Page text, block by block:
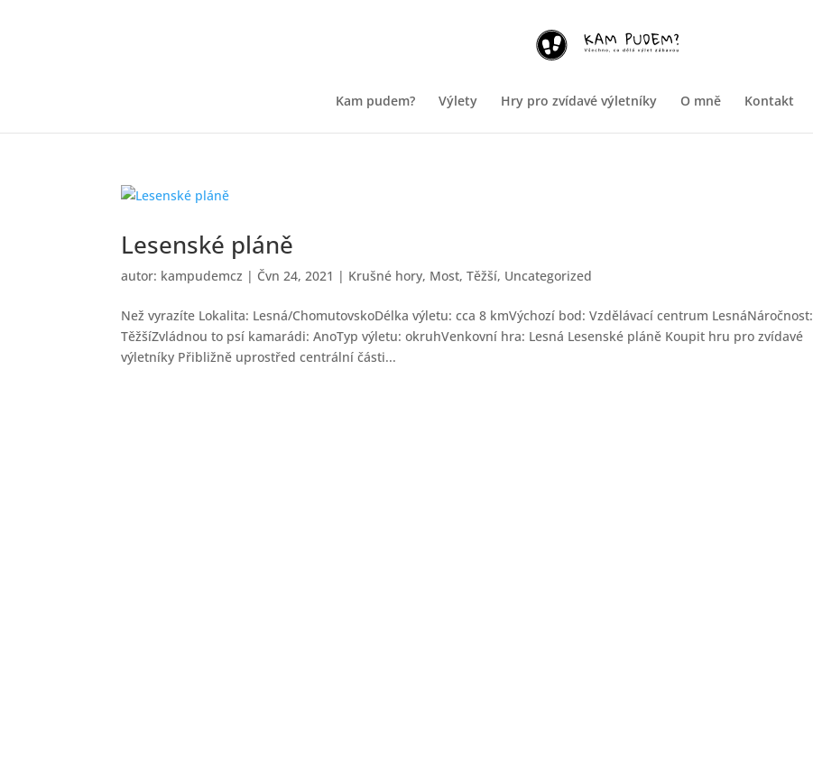
Kam pudem? Výlety Hry pro zvídavé výletníky O mně Kontakt
Lesenské pláně
autor: kampudemcz | Čvn 24, 2021 | Krušné hory, Most,Těžší, Uncategorized
Než vyrazíte Lokalita: Lesná/ChomutovskoDélka výletu: cca 8 kmVýchozí bod: Vzdělávací centrum LesnáNáročnost:
TěžšíZvládnou to psí kamarádi: AnoTyp výletu: okruhVenkovní hra: Lesná Lesenské pláně Koupit hru pro zvídavé
výletníky Přibližně uprostřed centrální části...